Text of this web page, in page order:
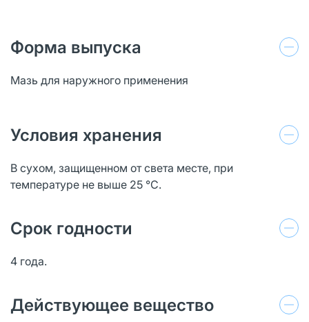
Форма выпуска
Мазь для наружного применения
Условия хранения
В сухом, защищенном от света месте, при
температуре не выше 25 °C.
Срок годности
4 года.
Действующее вещество